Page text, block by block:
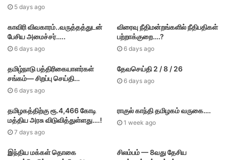
5 days ago
காவிரி விவகாரம்..வருத்தத்துடன்
பேசிய அமைச்சர்…..
6 days ago
விரைவு நீதிமன்றங்களில் நீதிபதிகள்
பற்றாக்குறை….?
6 days ago
தமிழ்நாடு பத்திரிகையாளர்கள்
சங்கம்— சிறப்பு செய்தி…
6 days ago
தேவசெய்தி 2 / 8 / 26
6 days ago
தமிழகத்திற்கு ரூ.4,466 கோடி
மத்திய அரசு விடுவித்துள்ளது….!
7 days ago
ராகுல் காந்தி தமிழகம் வருகை….
1 week ago
இந்திய மக்கள் தொகை
சிலம்பம் — 8வது தேசிய